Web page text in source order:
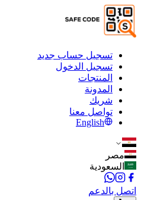
تسجيل حساب جديد
تسجيل الدخول
المنتجات
المدونة
شريك
تواصل معنا
English
مصر
السعودية
اتصل بالدعم